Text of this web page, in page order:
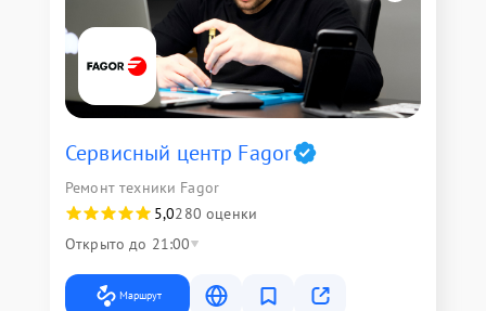
Сервисный центр Fagor
Ремонт техники Fagor
5,0280 оценки
Открыто до 21:00
Маршрут